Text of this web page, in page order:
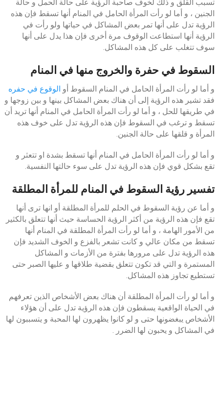
تسبب القلق و ذلك لخوف صاحبة الرؤية على حالة الحمل و حالة
الجنين ، و أما لو رأت المرأة الحامل في المنام أنها تسقط فإن هذه
الرؤية تدل على أنها تمر بعض المشاكل في حياتها ولو رأت في
الرؤية أنها استطاعت الوقوف مرة أخرى فإن هذا يدل على أنها
سوف تتغلب على كل هذه المشاكل.
السقوط في حفرة والخروج منها في المنام
و أما لو رأت المرأة الحامل في المنام السقوط أو الوقوع في حفره
فقد تشير هذه الرؤية إلى أن هناك بعض المشاكل بينها و بين زوجها و
في طريقها للحل ، و أما لو رأت المرأة الحامل في المنام أنها تريد أن
تسقط و ترغب في السقوط فإن هذه الرؤية تدل على خوف هذه
المرأة و قلقها على حالة الجنين.
و أما لو رأت المرأة الحامل في المنام أنها تسقط بشدة او تتعثر و
تقع بشكل قوي فإن هذه الرؤية تدل على سوء حالتها النفسية.
تفسير رؤية السقوط في المنام للمرأة المطلقة
و أما عن رؤية السقوط في الحلم للمرأة المطلقة أو انها ترى أنها
تقع فإن هذه الرؤية من أكثر الرؤية الحساسة حيث أنها تتعلق بالكثير
من الأمور الهامة ، و أما لو رأت المرأة المطلقة في المنام أنها
تسقط من مكان عالي و كانت تشعر بالفزع و الخوف الشديد فإن
هذه الرؤية تدل على مرورها بفترة من الأزمات و المشاكل
المستمرة و التي قد تكون تتعلق بقضية طلاقها و عليها الصبر حتى
تستطيع تجاوز هذه المشاكل.
و أما لو رأت المرأة المطلقة أن هناك بعض الأشخاص الذين تعرفهم
في الحياة الواقعية يسقطون فإن هذه الرؤية تدل على أن هؤلاء
الأشخاص يبغضونها حتى و لو كانوا يظهرون لها المحبة و يتسببون لها
في المشاكل و يحبون لها الضرر .